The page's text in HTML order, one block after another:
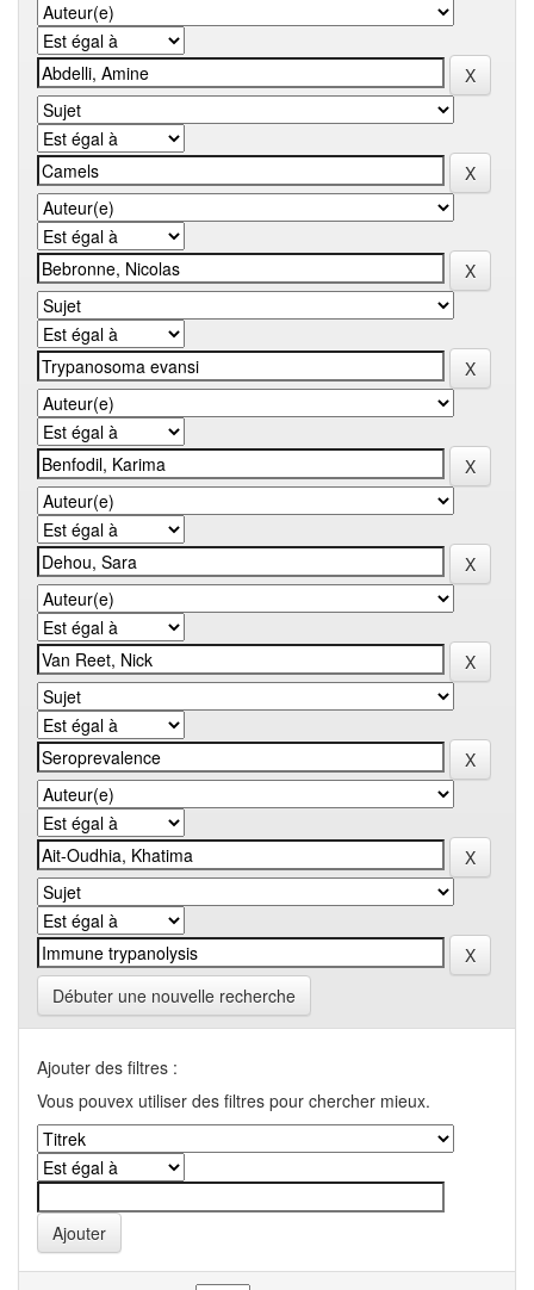
Débuter une nouvelle recherche
Ajouter des filtres :
Vous pouvex utiliser des filtres pour chercher mieux.